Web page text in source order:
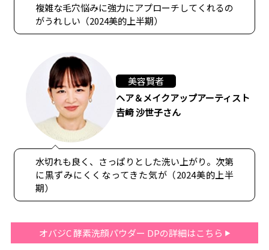
複雑な毛穴悩みに強力にアプローチしてくれるの
がうれしい（2024美的上半期）
美容賢者
ヘア＆メイクアップアーティスト
𠮷﨑 沙世子さん
水切れも良く、さっぱりとした洗い上がり。次第
に黒ずみにくくなってきた気が（2024美的上半
期）
オバジC 酵素洗顔パウダー DPの詳細はこちら